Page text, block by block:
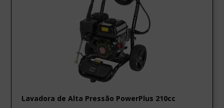
Lavadora de Alta Pressão PowerPlus 210cc